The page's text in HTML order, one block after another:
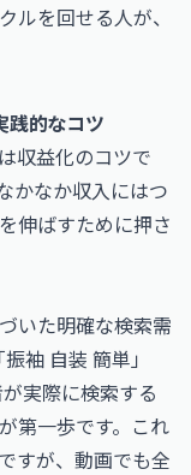
ルを回せる人が、
践的なコツ
収益化のコツで
かなか収入にはつ
伸ばすために押さ
いた明確な検索需
袖 自装 簡単」
実際に検索する
第一歩です。これ
すが、動画でも全